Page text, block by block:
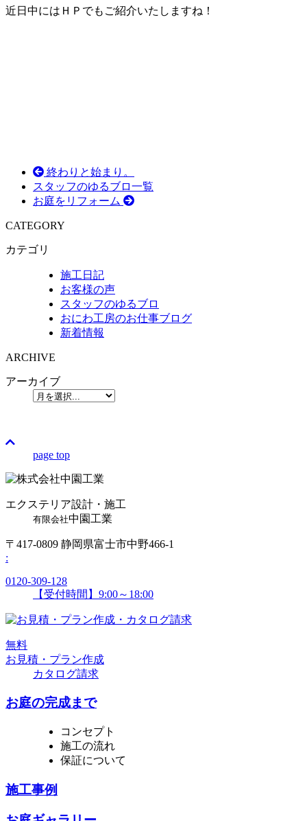
近日中にはＨＰでもご紹介いたしますね！
終わりと始まり。
スタッフのゆるブロ一覧
お庭をリフォーム
CATEGORY
カテゴリ
施工日記
お客様の声
スタッフのゆるブロ
おにわ工房のお仕事ブログ
新着情報
ARCHIVE
アーカイブ
page top
エクステリア設計・施工
有限会社中園工業
〒417-0809 静岡県富士市中野466-1
:
0120-309-128
【受付時間】9:00～18:00
無料
お見積・プラン作成
カタログ請求
お庭の完成まで
コンセプト
施工の流れ
保証について
施工事例